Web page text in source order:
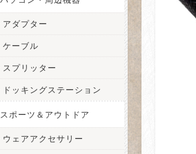
アダプター
ケーブル
スプリッター
ドッキングステーション
スポーツ＆アウトドア
ウェアアクセサリー